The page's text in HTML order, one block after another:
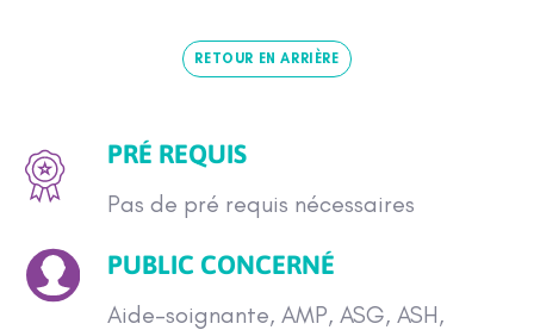
RETOUR EN ARRIÈRE
PRÉ REQUIS
Pas de pré requis nécessaires
PUBLIC CONCERNÉ
Aide-soignante, AMP, ASG, ASH,